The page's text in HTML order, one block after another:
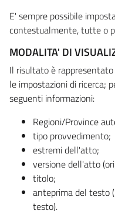
E' sempre possibile
contestualmente, tutte o
MODALITA' DI
Il risultato è
le impostazioni di ricerca;
seguenti informazioni:
Regioni/Province
tipo provvedimento;
estremi dell'atto;
versione dell'atto
titolo;
anteprima del testo
testo).